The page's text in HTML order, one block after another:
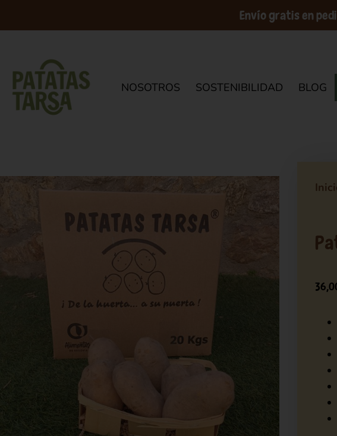
Envío gratis en
NOSOTROS SOSTENIBILIDAD BLOG